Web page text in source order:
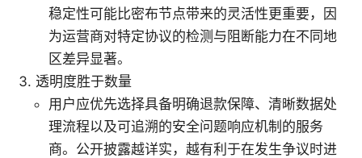
稳定性可能比密布节点带来的灵活性更重要，因
为运营商对特定协议的检测与阻断能力在不同地
区差异显著。
透明度胜于数量
用户应优先选择具备明确退款保障、清晰数据处
理流程以及可追溯的安全问题响应机制的服务
商。公开披露越详实，越有利于在发生争议时进